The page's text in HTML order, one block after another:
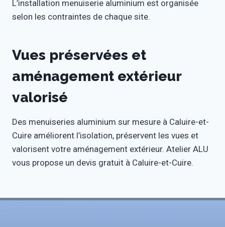
L’installation menuiserie aluminium est organisée
selon les contraintes de chaque site.
Vues préservées et
aménagement extérieur
valorisé
Des menuiseries aluminium sur mesure à Caluire-et-
Cuire améliorent l’isolation, préservent les vues et
valorisent votre aménagement extérieur. Atelier ALU
vous propose un devis gratuit à Caluire-et-Cuire.